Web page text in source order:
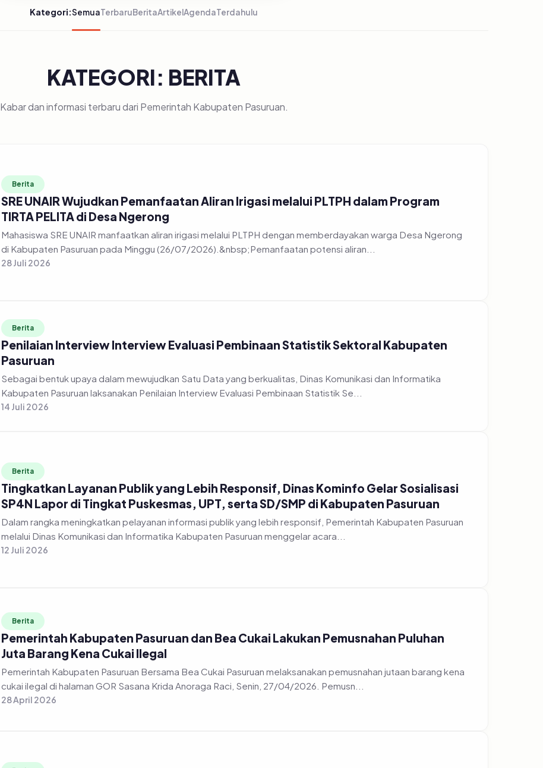
Kategori:SemuaTerbaruBerita ArtikelAgendaTerdahulu
KATEGORI: BERITA
Kabar dan informasi terbaru dari Pemerintah Kabupaten Pasuruan.
Berita
SRE UNAIR Wujudkan Pemanfaatan Aliran Irigasi melalui PLTPH dalam Program
TIRTA PELITA di Desa Ngerong
Mahasiswa SRE UNAIR manfaatkan aliran irigasi melalui PLTPH dengan memberdayakan warga Desa Ngerong
di Kabupaten Pasuruan pada Minggu (26/07/2026).&nbsp;Pemanfaatan potensi aliran...
28 Juli 2026
Berita
Penilaian Interview Interview Evaluasi Pembinaan Statistik Sektoral Kabupaten
Pasuruan
Sebagai bentuk upaya dalam mewujudkan Satu Data yang berkualitas, Dinas Komunikasi dan Informatika
Kabupaten Pasuruan laksanakan Penilaian Interview Evaluasi Pembinaan Statistik Se...
14 Juli 2026
Berita
Tingkatkan Layanan Publik yang Lebih Responsif, Dinas Kominfo Gelar Sosialisasi
SP4N Lapor di Tingkat Puskesmas, UPT, serta SD/SMP di Kabupaten Pasuruan
Dalam rangka meningkatkan pelayanan informasi publik yang lebih responsif, Pemerintah Kabupaten Pasuruan
melalui Dinas Komunikasi dan Informatika Kabupaten Pasuruan menggelar acara...
12 Juli 2026
Berita
Pemerintah Kabupaten Pasuruan dan Bea Cukai Lakukan Pemusnahan Puluhan
Juta Barang Kena Cukai Ilegal
Pemerintah Kabupaten Pasuruan Bersama Bea Cukai Pasuruan melaksanakan pemusnahan jutaan barang kena
cukai ilegal di halaman GOR Sasana Krida Anoraga Raci, Senin, 27/04/2026. Pemusn...
28 April 2026